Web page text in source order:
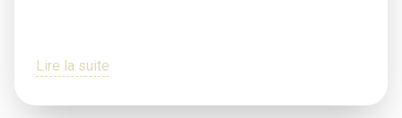
Lire la suite